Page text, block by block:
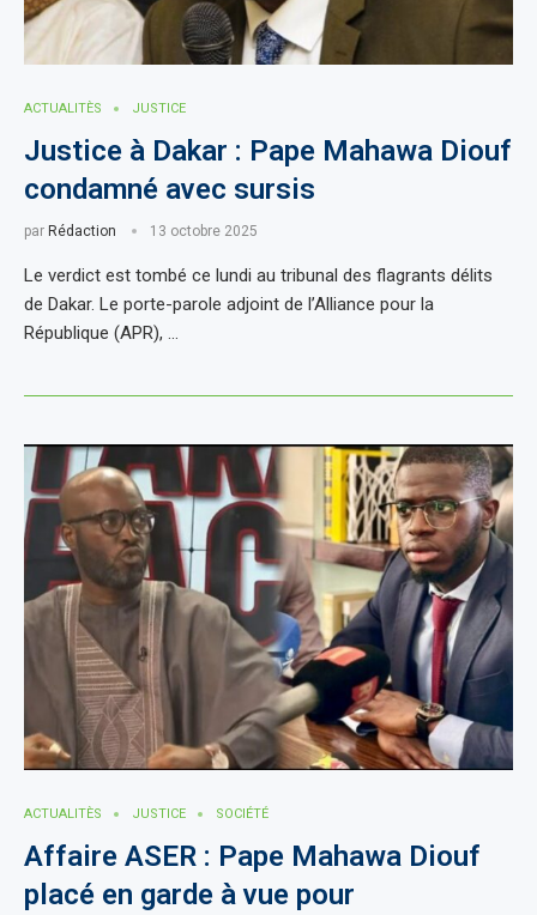
ACTUALITÈS JUSTICE
Justice à Dakar : Pape Mahawa Diouf
condamné avec sursis
par Rédaction 13 octobre 2025
Le verdict est tombé ce lundi au tribunal des flagrants délits
de Dakar. Le porte-parole adjoint de l’Alliance pour la
République (APR), …
ACTUALITÈS JUSTICE SOCIÉTÉ
Affaire ASER : Pape Mahawa Diouf
placé en garde à vue pour